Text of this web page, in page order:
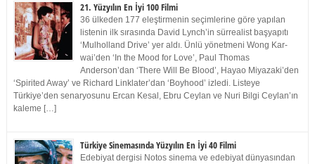
21. Yüzyılın En İyi 100 Filmi
36 ülkeden 177 eleştirmenin seçimlerine göre yapılan
listenin ilk sırasında David Lynch’in sürrealist başyapıtı
‘Mulholland Drive’ yer aldı. Ünlü yönetmeni Wong Kar-
wai’den ‘In the Mood for Love’, Paul Thomas
Anderson’dan ‘There Will Be Blood’, Hayao Miyazaki’den
‘Spirited Away’ ve Richard Linklater’dan ‘Boyhood’ izledi. Listeye
Türkiye’den senaryosunu Ercan Kesal, Ebru Ceylan ve Nuri Bilgi Ceylan’ın
kaleme […]
Türkiye Sinemasında Yüzyılın En İyi 40 Filmi
Edebiyat dergisi Notos sinema ve edebiyat dünyasından